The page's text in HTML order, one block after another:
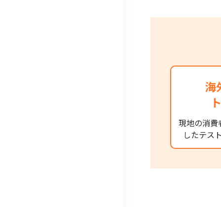
海
現地の消費
したテス